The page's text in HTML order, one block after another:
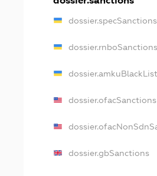
dossier.specSanctions
dossier.rnboSanctions
dossier.amkuBlackList
dossier.ofacSanctions
dossier.gbSanctions